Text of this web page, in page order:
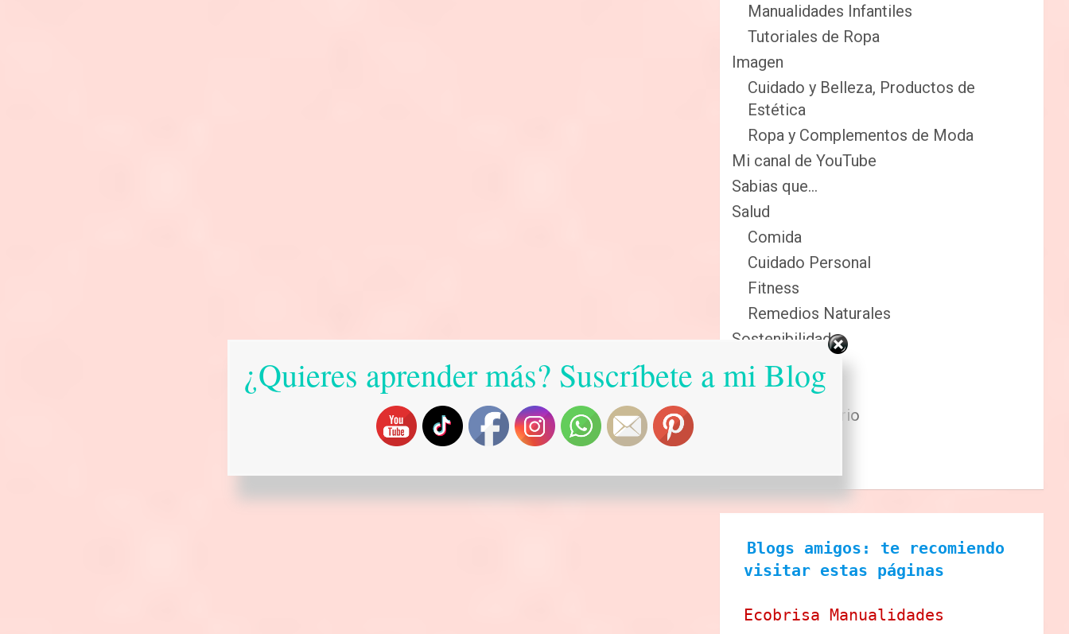
Manualidades Infantiles
Tutoriales de Ropa
Imagen
Cuidado y Belleza, Productos de
Estética
Ropa y Complementos de Moda
Mi canal de YouTube
Sabias que…
Salud
Comida
Cuidado Personal
Fitness
Remedios Naturales
Sostenibilidad
Reciclaje
Renovables
Sector Primario
Blogs amigos: te recomiendo
visitar estas páginas
Ecobrisa Manualidades
¿Quieres aprender más? Suscríbete a mi Blog